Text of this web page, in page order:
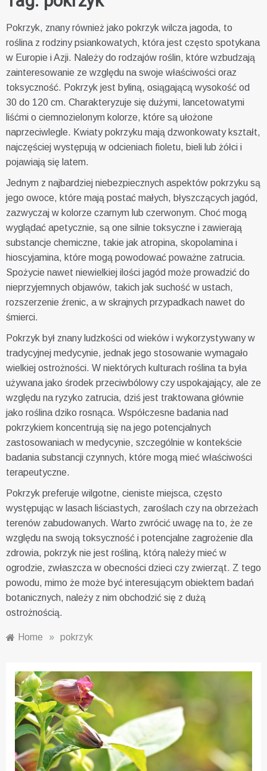
Pokrzyk, znany również jako pokrzyk wilcza jagoda, to
roślina z rodziny psiankowatych, która jest często spotykana
w Europie i Azji. Należy do rodzajów roślin, które wzbudzają
zainteresowanie ze względu na swoje właściwości oraz
toksyczność. Pokrzyk jest byliną, osiągającą wysokość od
30 do 120 cm. Charakteryzuje się dużymi, lancetowatymi
liśćmi o ciemnozielonym kolorze, które są ułożone
naprzeciwlegle. Kwiaty pokrzyku mają dzwonkowaty kształt,
najczęściej występują w odcieniach fioletu, bieli lub żółci i
pojawiają się latem.
Jednym z najbardziej niebezpiecznych aspektów pokrzyku są
jego owoce, które mają postać małych, błyszczących jagód,
zazwyczaj w kolorze czarnym lub czerwonym. Choć mogą
wyglądać apetycznie, są one silnie toksyczne i zawierają
substancje chemiczne, takie jak atropina, skopolamina i
hioscyjamina, które mogą powodować poważne zatrucia.
Spożycie nawet niewielkiej ilości jagód może prowadzić do
nieprzyjemnych objawów, takich jak suchość w ustach,
rozszerzenie źrenic, a w skrajnych przypadkach nawet do
śmierci.
Pokrzyk był znany ludzkości od wieków i wykorzystywany w
tradycyjnej medycynie, jednak jego stosowanie wymagało
wielkiej ostrożności. W niektórych kulturach roślina ta była
używana jako środek przeciwbólowy czy uspokajający, ale ze
względu na ryzyko zatrucia, dziś jest traktowana głównie
jako roślina dziko rosnąca. Współczesne badania nad
pokrzykiem koncentrują się na jego potencjalnych
zastosowaniach w medycynie, szczególnie w kontekście
badania substancji czynnych, które mogą mieć właściwości
terapeutyczne.
Pokrzyk preferuje wilgotne, cieniste miejsca, często
występując w lasach liściastych, zaroślach czy na obrzeżach
terenów zabudowanych. Warto zwrócić uwagę na to, że ze
względu na swoją toksyczność i potencjalne zagrożenie dla
zdrowia, pokrzyk nie jest rośliną, którą należy mieć w
ogrodzie, zwłaszcza w obecności dzieci czy zwierząt. Z tego
powodu, mimo że może być interesującym obiektem badań
botanicznych, należy z nim obchodzić się z dużą
ostrożnością.
Home » pokrzyk